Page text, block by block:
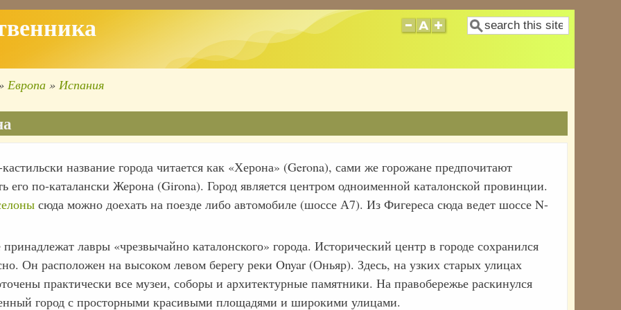
Поиск
Европа Испания
название города читается как «Херона» (Gerona), сами же горожане предпочитают
его по-каталански Жерона (Girona). Город является центром одноименной каталонской провинции.
сюда можно доехать на поезде либо автомобиле (шоссе А7). Из Фигереса сюда ведет шоссе N-
лавры «чрезвычайно каталонского» города. Исторический центр в городе сохранился
Он расположен на высоком левом берегу реки Onyar (Оньяр). Здесь, на узких старых улицах
практически все музеи, соборы и архитектурные памятники. На правобережье раскинулся
город с просторными красивыми площадями и широкими улицами.